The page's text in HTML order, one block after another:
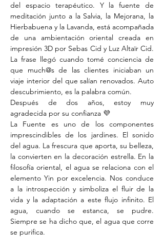
del espacio terapéutico. Y la fuente de
meditación junto a la Salvia, la Mejorana, la
Hierbabuena y la Lavanda, está acompañada
de una ambientación oriental creada en
impresión 3D por Sebas Cid y Luz Altaïr Cid.
La frase llegó cuando tomé conciencia de
que much@s de las clientes iniciaban un
viaje interior del que salían renovados. Auto
descubrimiento, es la palabra común.
Después de dos años, estoy muy
agradecida por su confianza 💜
La Fuente es uno de los componentes
imprescindibles de los jardines. El sonido
del agua. La frescura que aporta, su belleza,
la convierten en la decoración estrella. En la
filosofía oriental, el agua se relaciona con el
elemento Yin por excelencia. Nos conduce
a la introspección y simboliza el fluir de la
vida y la adaptación a este flujo infinito. El
agua, cuando se estanca, se pudre.
Siempre se ha dicho que, el agua que corre
se purifica.